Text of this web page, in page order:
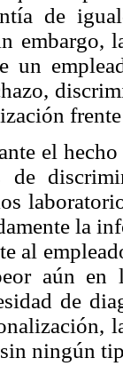
de
embargo,
un
el
de
la
al
aún
de
ningún